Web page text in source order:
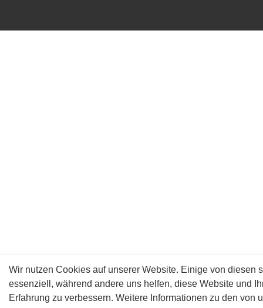
Wir nutzen Cookies auf unserer Website. Einige von diesen
essenziell, während andere uns helfen, diese Website und
Erfahrung zu verbessern. Weitere Informationen zu den von